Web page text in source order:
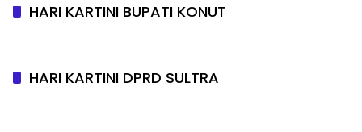
HARI KARTINI BUPATI KONUT
HARI KARTINI DPRD SULTRA